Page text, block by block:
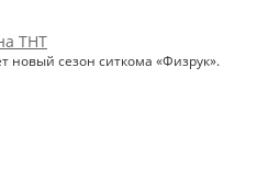
ТНТ
новый сезон ситкома «Физрук».